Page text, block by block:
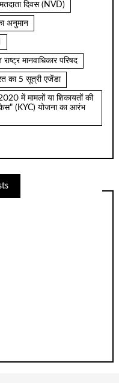
मतदाता दिवस (NVD)
अनुमान
मानवाधिकार परिषद
का 5 सूत्री एजेंडा
में मामलों या शिकायतों की
(KYC) योजना का आरंभ